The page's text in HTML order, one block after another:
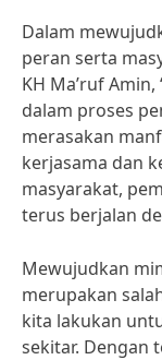
Dalam
peran serta
KH Ma’ruf
dalam proses
merasakan
kerjasama dan
masyarakat,
terus berjalan
Mewujudkan
merupakan
kita lakukan
sekitar. Dengan